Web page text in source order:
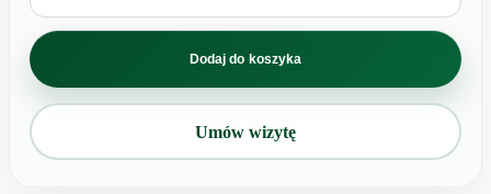
zwrotna
za
kartę
pacjenta
(obowiązkowa
do
karnetu)
Dodaj do koszyka
Umów wizytę